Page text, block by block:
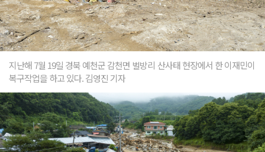
지난해 7월 19일 경북 예천군 감천면 벌방리 산사태 현장에서 한 이재민이
복구작업을 하고 있다. 김영진 기자